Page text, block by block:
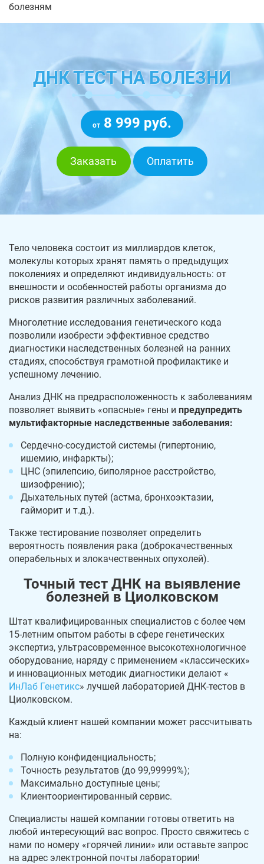
болезням
ДНК ТЕСТ НА БОЛЕЗНИ
от 8 999 руб.
Заказать Оплатить
Тело человека состоит из миллиардов клеток,
молекулы которых хранят память о предыдущих
поколениях и определяют индивидуальность: от
внешности и особенностей работы организма до
рисков развития различных заболеваний.
Многолетние исследования генетического кода
позволили изобрести эффективное средство
диагностики наследственных болезней на ранних
стадиях, способствуя грамотной профилактике и
успешному лечению.
Анализ ДНК на предрасположенность к заболеваниям
позволяет выявить «опасные» гены и предупредить
мультифакторные наследственные заболевания:
Сердечно-сосудистой системы (гипертонию,
ишемию, инфаркты);
ЦНС (эпилепсию, биполярное расстройство,
шизофрению);
Дыхательных путей (астма, бронхоэктазии,
гайморит и т.д.).
Также тестирование позволяет определить
вероятность появления рака (доброкачественных
операбельных и злокачественных опухолей).
Точный тест ДНК на выявление
болезней в Циолковском
Штат квалифицированных специалистов с более чем
15-летним опытом работы в сфере генетических
экспертиз, ультрасовременное высокотехнологичное
оборудование, наряду с применением «классических»
и инновационных методик диагностики делают «
ИнЛаб Генетикс» лучшей лабораторией ДНК-тестов в
Циолковском.
Каждый клиент нашей компании может рассчитывать
на:
Полную конфиденциальность;
Точность результатов (до 99,99999%);
Максимально доступные цены;
Клиентоориентированный сервис.
Специалисты нашей компании готовы ответить на
любой интересующий вас вопрос. Просто свяжитесь с
нами по номеру «горячей линии» или оставьте запрос
на адрес электронной почты лаборатории!